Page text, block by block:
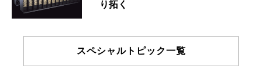
り拓く
スペシャルトピック一覧